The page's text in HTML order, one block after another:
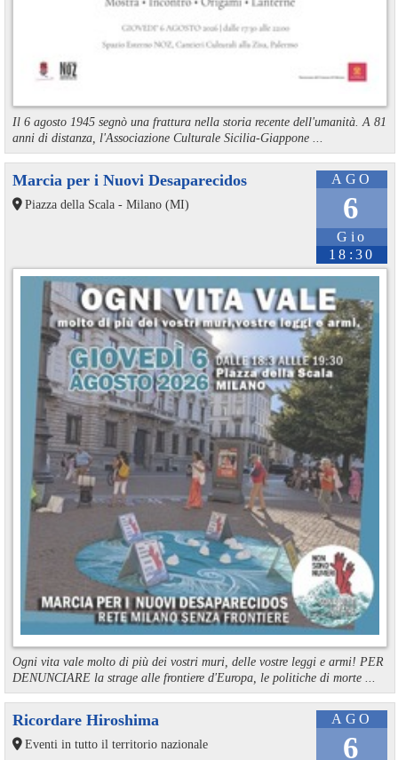
Il 6 agosto 1945 segnò una frattura nella storia recente dell'umanità. A 81
anni di distanza, l'Associazione Culturale Sicilia-Giappone ...
AGO
6
Gio
18:30
Marcia per i Nuovi Desaparecidos
Piazza della Scala - Milano (MI)
Ogni vita vale molto di più dei vostri muri, delle vostre leggi e armi! PER
DENUNCIARE la strage alle frontiere d'Europa, le politiche di morte ...
AGO
6
Ricordare Hiroshima
Eventi in tutto il territorio nazionale